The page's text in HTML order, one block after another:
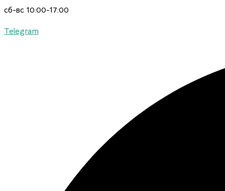
сб-вс 10:00-17:00
Telegram